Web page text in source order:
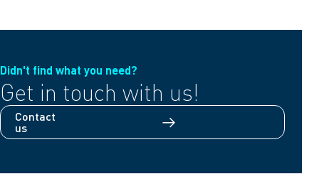
Didn't find what you need?
Get in touch with us!
Contact
us